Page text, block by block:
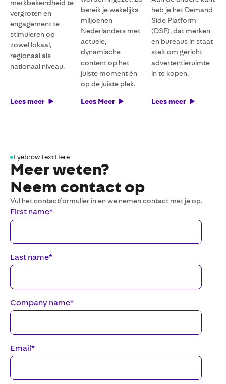
merkbekendheid te
vergroten en
engagement te
stimuleren op
zowel lokaal,
regionaal als
nationaal niveau.
Lees meer
bereik je wekelijks
miljoenen
Nederlanders met
actuele,
dynamische
content op het
juiste moment én
op de juiste plek.
Lees Meer
heb je het Demand
Side Platform
(DSP), dat merken
en bureaus in staat
stelt om gericht
advertentieruimte
in te kopen.
Lees meer
Eyebrow Text Here
Meer weten?
Neem contact op
Vul het contactformulier in en we nemen contact met je op.
First name*
Last name*
Company name*
Email*